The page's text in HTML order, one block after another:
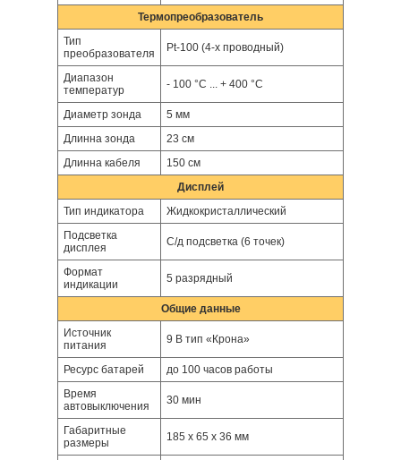
Термопреобразователь
Тип
преобразователя
Pt-100 (4-х проводный)
Диапазон
температур
- 100 °С ... + 400 °С
Диаметр зонда
5 мм
Длинна зонда
23 см
Длинна кабеля
150 см
Дисплей
Тип индикатора
Жидкокристаллический
Подсветка
дисплея
С/д подсветка (6 точек)
Формат
индикации
5 разрядный
Общие данные
Источник
питания
9 В тип «Крона»
Ресурс батарей
до 100 часов работы
Время
автовыключения
30 мин
Габаритные
размеры
185 х 65 х 36 мм